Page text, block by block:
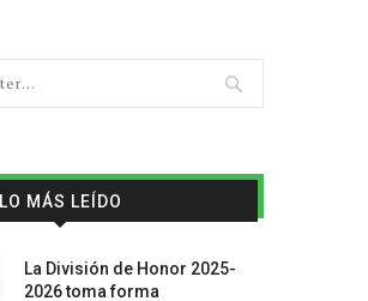
LO MÁS LEÍDO
La División de Honor 2025-
2026 toma forma